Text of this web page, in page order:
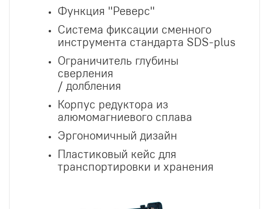
Функция "Реверс"
Система фиксации сменного
инструмента стандарта SDS-plus
Ограничитель глубины
сверления
/ долбления
Корпус редуктора из
алюмомагниевого сплава
Эргономичный дизайн
Пластиковый кейс для
транспортировки и хранения